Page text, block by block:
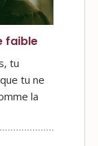
faible
tu
tu ne
la